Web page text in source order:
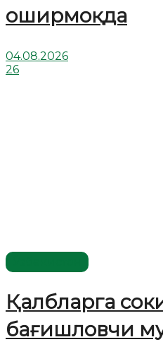
оширмоқда
04.08.2026
26
Қалбларга
бағишловчи